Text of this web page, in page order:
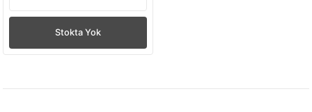
Stokta Yok